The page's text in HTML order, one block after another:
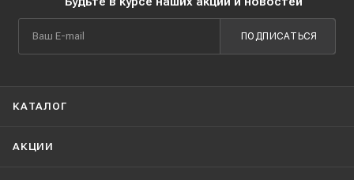
ПОДПИСАТЬСЯ
КАТАЛОГ
АКЦИИ